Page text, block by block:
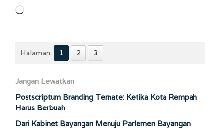
Memuat...
Halaman: 1 2 3
Jangan Lewatkan
Postscriptum Branding Ternate: Ketika Kota Rempah
Harus Berbuah
Dari Kabinet Bayangan Menuju Parlemen Bayangan